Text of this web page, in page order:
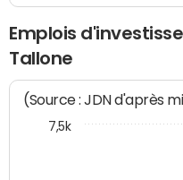
Emplois
Tallone
(Source : JDN d'après
7,5k